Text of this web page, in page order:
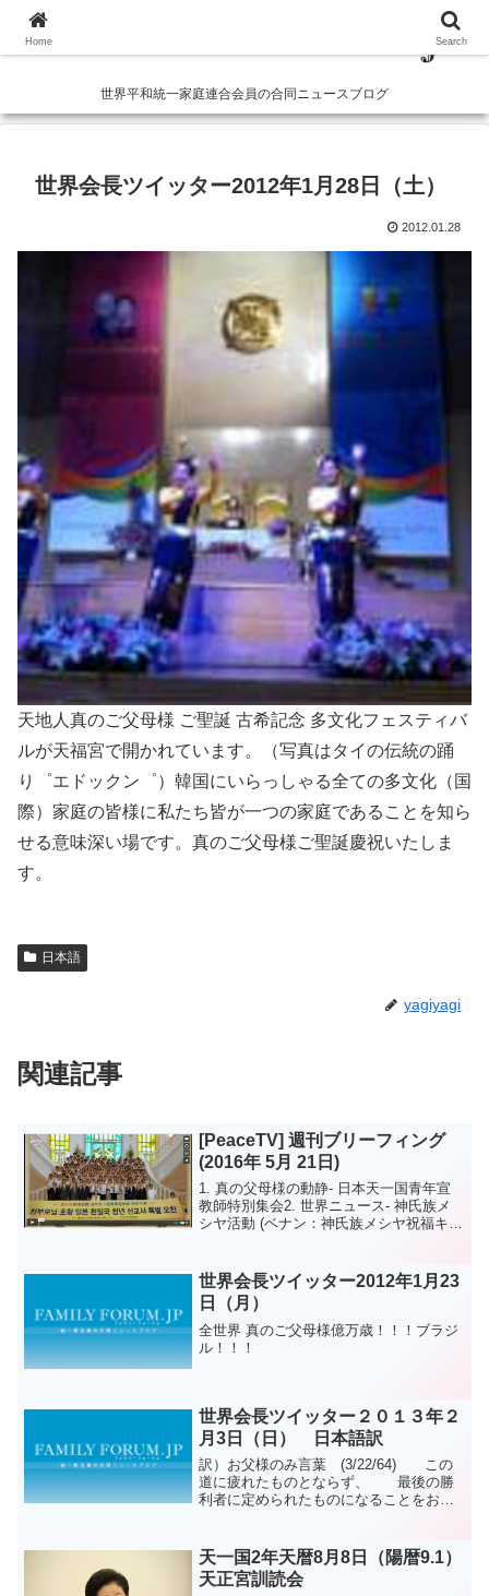
世界平和統一家庭連合会員の合同ニュースブログ
世界会長ツイッター2012年1月28日（土）
2012.01.28
天地人真のご父母様 ご聖誕 古希記念 多文化フェスティバ
ルが天福宮で開かれています。（写真はタイの伝統の踊
り゜エドックン゜）韓国にいらっしゃる全ての多文化（国
際）家庭の皆様に私たち皆が一つの家庭であることを知ら
せる意味深い場です。真のご父母様ご聖誕慶祝いたしま
す。
日本語
yagiyagi
関連記事
[PeaceTV] 週刊ブリーフィング
(2016年 5月 21日)
1. 真の父母様の動静- 日本天一国青年宣
教師特別集会2. 世界ニュース- 神氏族メ
シヤ活動 (ベナン：神氏族メシヤ祝福キャ
国：南北統一運動国民連合、第3回南...
世界会長ツイッター2012年1月23
日（月）
全世界 真のご父母様億万歳！！！ブラジ
ル！！！
世界会長ツイッター２０１３年２
月3日（日） 日本語訳
訳）お父様のみ言葉 (3/22/64) この
道に疲れたものとならず、 最後の勝
利者に定められたものになることをお許
天一国2年天暦8月8日（陽暦9.1）
天正宮訓読会
Home Search